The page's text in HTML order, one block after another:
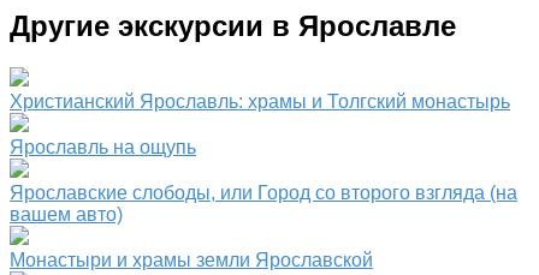
Другие экскурсии в Ярославле
Христианский Ярославль: храмы и Толгский монастырь
Ярославль на ощупь
Ярославские слободы, или Город со второго взгляда (на
вашем авто)
Монастыри и храмы земли Ярославской